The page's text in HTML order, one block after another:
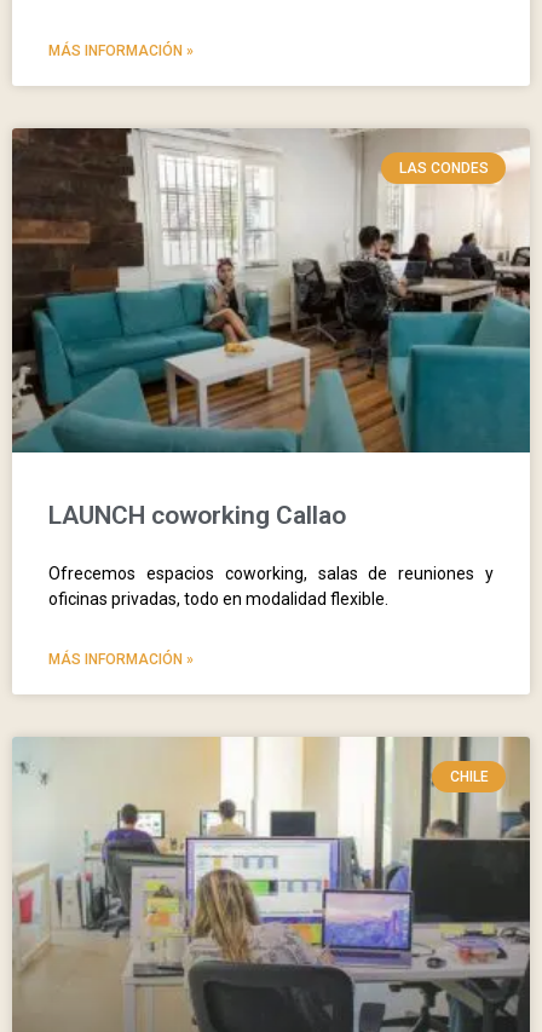
MÁS INFORMACIÓN »
LAS CONDES
LAUNCH coworking Callao
Ofrecemos espacios coworking, salas de reuniones y
oficinas privadas, todo en modalidad flexible.
MÁS INFORMACIÓN »
CHILE